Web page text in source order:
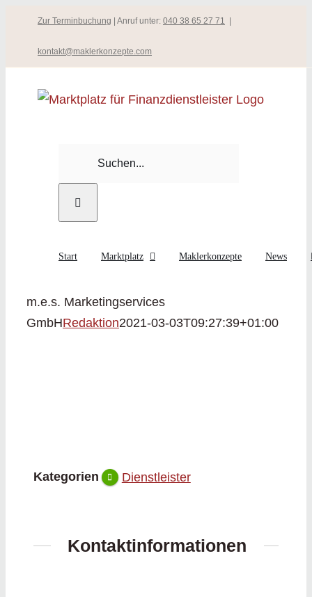
springen
Zur Terminbuchung | Anruf unter: 040 38 65 27 71
kontakt@maklerkonzepte.com
Start Marktplatz Maklerkonzepte News
m.e.s. Marketingservices
GmbHRedaktion2021-03-03T09:27:39+01:00
Kategorien Dienstleister
Kontaktinformationen